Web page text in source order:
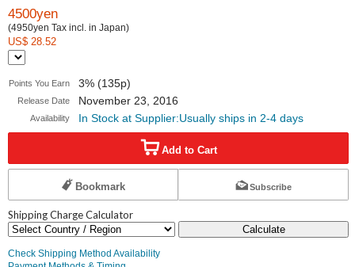
4500yen
(4950yen Tax incl. in Japan)
US$ 28.52
Points You Earn 3% (135p)
Release Date November 23, 2016
Availability In Stock at Supplier:Usually ships in 2-4 days
Add to Cart
Bookmark Subscribe
Shipping Charge Calculator
Calculate
Check Shipping Method Availability